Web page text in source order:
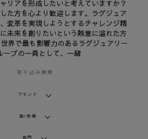
FINANCE
プレスルーム
採用情報
リアを形成したいと考えていますか？
た方を心より歓迎します。ラグジュア
変革を実現しようとするチャレンジ精
未来を創りたいという熱意に溢れた方
界で最も影響力のあるラグジュアリー
ープの一員として、一緒
絞り込み検索
ブランド
国/地域
部門